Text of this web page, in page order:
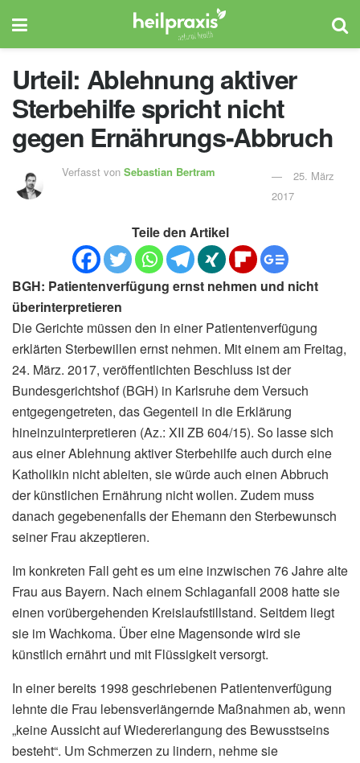
Urteil: Ablehnung aktiver
Sterbehilfe spricht nicht
gegen Ernährungs-Abbruch
Verfasst vonSebastian Bertram
25. März
2017
Teile den Artikel
BGH: Patientenverfügung ernst nehmen und nicht
überinterpretieren
Die Gerichte müssen den in einer Patientenverfügung
erklärten Sterbewillen ernst nehmen. Mit einem am Freitag,
24. März. 2017, veröffentlichten Beschluss ist der
Bundesgerichtshof (BGH) in Karlsruhe dem Versuch
entgegengetreten, das Gegenteil in die Erklärung
hineinzuinterpretieren (Az.: XII ZB 604/15). So lasse sich
aus einer Ablehnung aktiver Sterbehilfe auch durch eine
Katholikin nicht ableiten, sie würde auch einen Abbruch
der künstlichen Ernährung nicht wollen. Zudem muss
danach gegebenenfalls der Ehemann den Sterbewunsch
seiner Frau akzeptieren.
Im konkreten Fall geht es um eine inzwischen 76 Jahre alte
Frau aus Bayern. Nach einem Schlaganfall 2008 hatte sie
einen vorübergehenden Kreislaufstillstand. Seitdem liegt
sie im Wachkoma. Über eine Magensonde wird sie
künstlich ernährt und mit Flüssigkeit versorgt.
In einer bereits 1998 geschriebenen Patientenverfügung
lehnte die Frau lebensverlängernde Maßnahmen ab, wenn
„keine Aussicht auf Wiedererlangung des Bewusstseins
besteht“. Um Schmerzen zu lindern, nehme sie